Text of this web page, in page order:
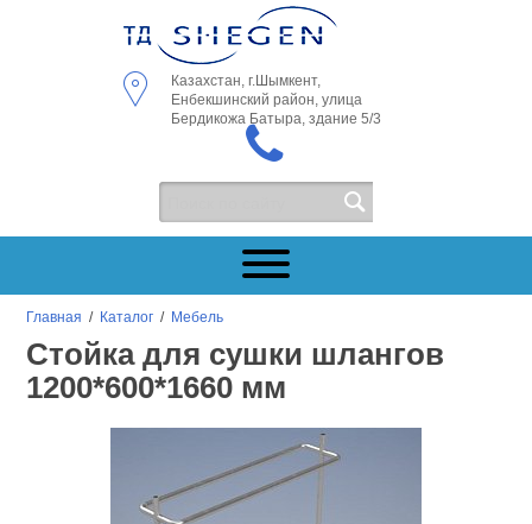
Казахстан, г.Шымкент,
Енбекшинский район, улица
Бердикожа Батыра, здание 5/3
Главная / Каталог / Мебель
Стойка для сушки шлангов
1200*600*1660 мм